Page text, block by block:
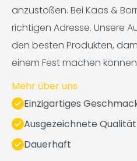
anzustoßen. Bei Kaas &
richtigen Adresse. Unsere
den besten Produkten,
einem Fest machen
Mehr über uns
Einzigartiges
Ausgezeichnete Qualität
Dauerhaft